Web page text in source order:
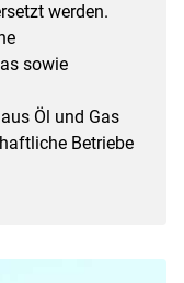
werden.
sowie
Öl und Gas
Betriebe